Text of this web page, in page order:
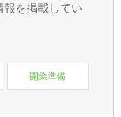
を掲載してい
開業準備